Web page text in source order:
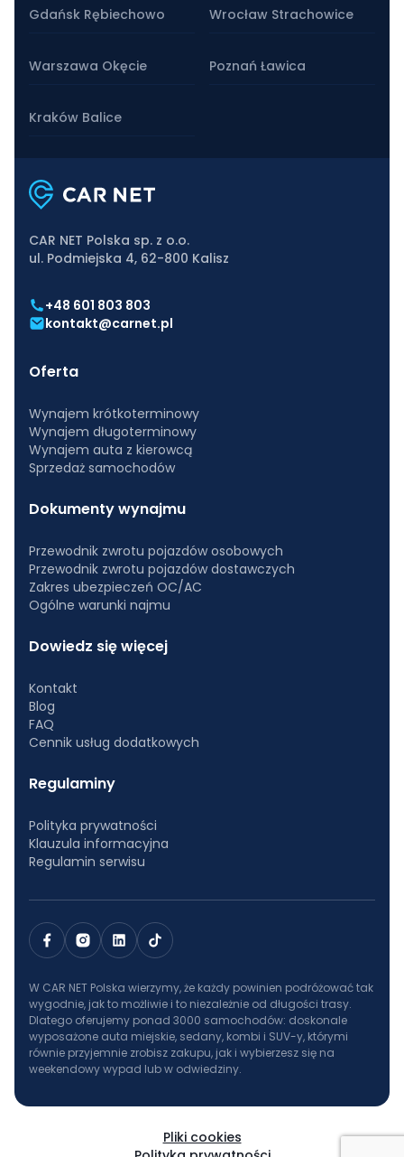
Gdańsk Rębiechowo Wrocław Strachowice
Warszawa Okęcie Poznań Ławica
Kraków Balice
CAR NET Polska sp. z o.o.
ul. Podmiejska 4, 62-800 Kalisz
+48 601 803 803
kontakt@carnet.pl
Oferta
Wynajem krótkoterminowy
Wynajem długoterminowy
Wynajem auta z kierowcą
Sprzedaż samochodów
Dokumenty wynajmu
Przewodnik zwrotu pojazdów osobowych
Przewodnik zwrotu pojazdów dostawczych
Zakres ubezpieczeń OC/AC
Ogólne warunki najmu
Dowiedz się więcej
Kontakt
Blog
FAQ
Cennik usług dodatkowych
Regulaminy
Polityka prywatności
Klauzula informacyjna
Regulamin serwisu
W CAR NET Polska wierzymy, że każdy powinien podróżować tak
wygodnie, jak to możliwie i to niezależnie od długości trasy.
Dlatego oferujemy ponad 3000 samochodów: doskonale
wyposażone auta miejskie, sedany, kombi i SUV-y, którymi
równie przyjemnie zrobisz zakupu, jak i wybierzesz się na
weekendowy wypad lub w odwiedziny.
Pliki cookies